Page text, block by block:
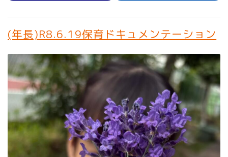
(年長)R8.6.19保育ドキュメンテーション